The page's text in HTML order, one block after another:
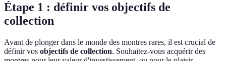
Étape 1 : définir vos objectifs de
collection
Avant de plonger dans le monde des montres rares, il est crucial de
définir vos objectifs de collection. Souhaitez-vous acquérir des